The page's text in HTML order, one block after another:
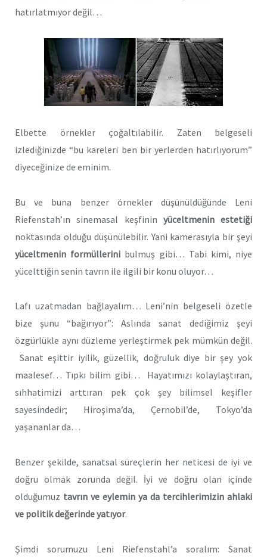
hatırlatmıyor değil…
Elbette örnekler çoğaltılabilir. Zaten belgeseli
izlediğinizde “bu kareleri ben bir yerlerden hatırlıyorum”
diyeceğinize de eminim.
Bu ve buna benzer örnekler düşünüldüğünde Leni
Riefenstah’ın sinemasal keşfinin yüceltmenin estetiği
noktasında olduğu düşünülebilir. Yani kamerasıyla bir şeyi
yüceltmenin formüllerini bulmuş gibi… Tabi kimi, niye
yücelttiğin senin tavrın ile ilgili bir konu oluyor…
Lafı uzatmadan bağlayalım… Leni’nin belgeseli özetle
bize şunu “bağırıyor”: Aslında sanat dediğimiz şeyi
özgürlükle aynı düzleme yerleştirmek pek mümkün değil.
Sanat eşittir iyilik, güzellik, doğruluk diye bir şey yok
maalesef… Tıpkı bilim gibi… Hayatımızı kolaylaştıran,
sıhhatimizi arttıran pek çok şey bilimsel keşifler
sayesindedir; Hiroşima’da, Çernobil’de, Tokyo’da
yaşananlar da…
Benzer şekilde, sanatsal süreçlerin her neticesi de iyi ve
doğru olmak zorunda değil. İyi ve doğru olan içinde
olduğumuz tavrın ve eylemin ya da tercihlerimizin ahlaki
ve politik değerinde yatıyor.
Şimdi sorumuzu Leni Riefenstahl’a
soralım: Sanat